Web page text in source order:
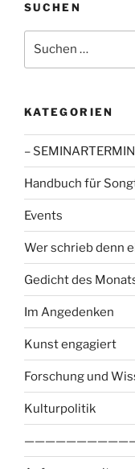
SUCHEN
Suche
KATEGORIEN
–
Handbuch für
Events
Wer schrieb denn
Gedicht des
Im Angedenken
Kunst engagiert
Forschung und
Kulturpolitik